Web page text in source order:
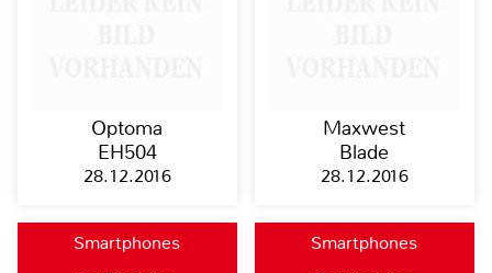
Optoma
EH504
28.12.2016
Maxwest
Blade
28.12.2016
Smartphones
Smartphones